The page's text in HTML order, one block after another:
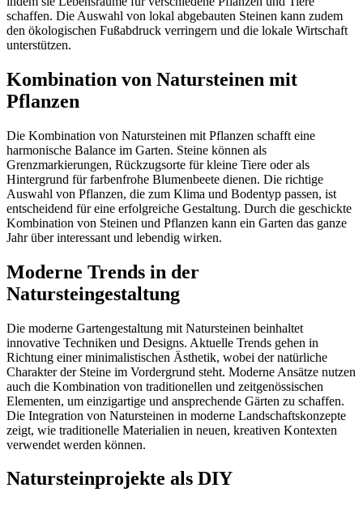
schaffen. Die Auswahl von lokal abgebauten Steinen kann zudem
den ökologischen Fußabdruck verringern und die lokale Wirtschaft
unterstützen.
Kombination von Natursteinen mit
Pflanzen
Die Kombination von Natursteinen mit Pflanzen schafft eine
harmonische Balance im Garten. Steine können als
Grenzmarkierungen, Rückzugsorte für kleine Tiere oder als
Hintergrund für farbenfrohe Blumenbeete dienen. Die richtige
Auswahl von Pflanzen, die zum Klima und Bodentyp passen, ist
entscheidend für eine erfolgreiche Gestaltung. Durch die geschickte
Kombination von Steinen und Pflanzen kann ein Garten das ganze
Jahr über interessant und lebendig wirken.
Moderne Trends in der
Natursteingestaltung
Die moderne Gartengestaltung mit Natursteinen beinhaltet
innovative Techniken und Designs. Aktuelle Trends gehen in
Richtung einer minimalistischen Ästhetik, wobei der natürliche
Charakter der Steine im Vordergrund steht. Moderne Ansätze nutzen
auch die Kombination von traditionellen und zeitgenössischen
Elementen, um einzigartige und ansprechende Gärten zu schaffen.
Die Integration von Natursteinen in moderne Landschaftskonzepte
zeigt, wie traditionelle Materialien in neuen, kreativen Kontexten
verwendet werden können.
Natursteinprojekte als DIY